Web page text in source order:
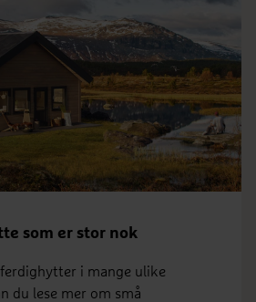
som er stor nok
i mange ulike
du lese mer om små